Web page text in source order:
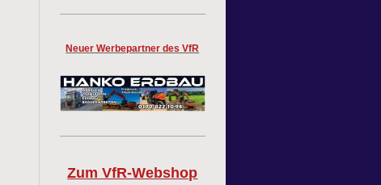
Neuer Werbepartner des VfR
Zum VfR-Webshop